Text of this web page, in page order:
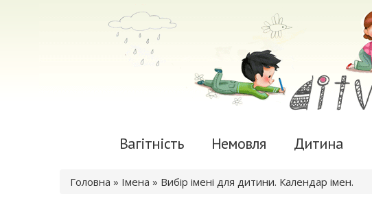
Вагітність Немовля Дитина
Ви є тут
Головна » Імена » Вибір імені для дитини. Календар імен.